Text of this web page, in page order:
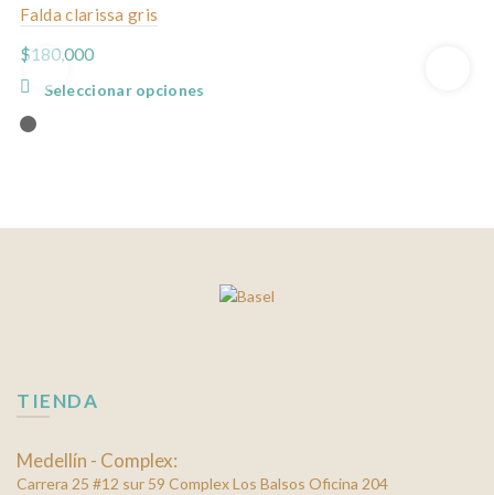
Falda clarissa gris
$180,000
Seleccionar opciones
opciones
pueden
elegir
TIENDA
Medellín - Complex:
Carrera 25 #12 sur 59 Complex Los Balsos Oficina 204